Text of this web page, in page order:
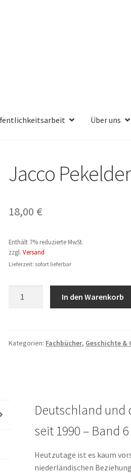
Über uns
Jacco
18,00 €
Enthält 7% reduzierte MwSt.
zzgl.Versand
Lieferzeit: sofort lieferbar
Menge
In den Warenkorb
Kategorien: Fachbücher, Geschichte &
Deutschland
seit 1990 – Band 6
Heutzutage ist es kaum
niederländischen